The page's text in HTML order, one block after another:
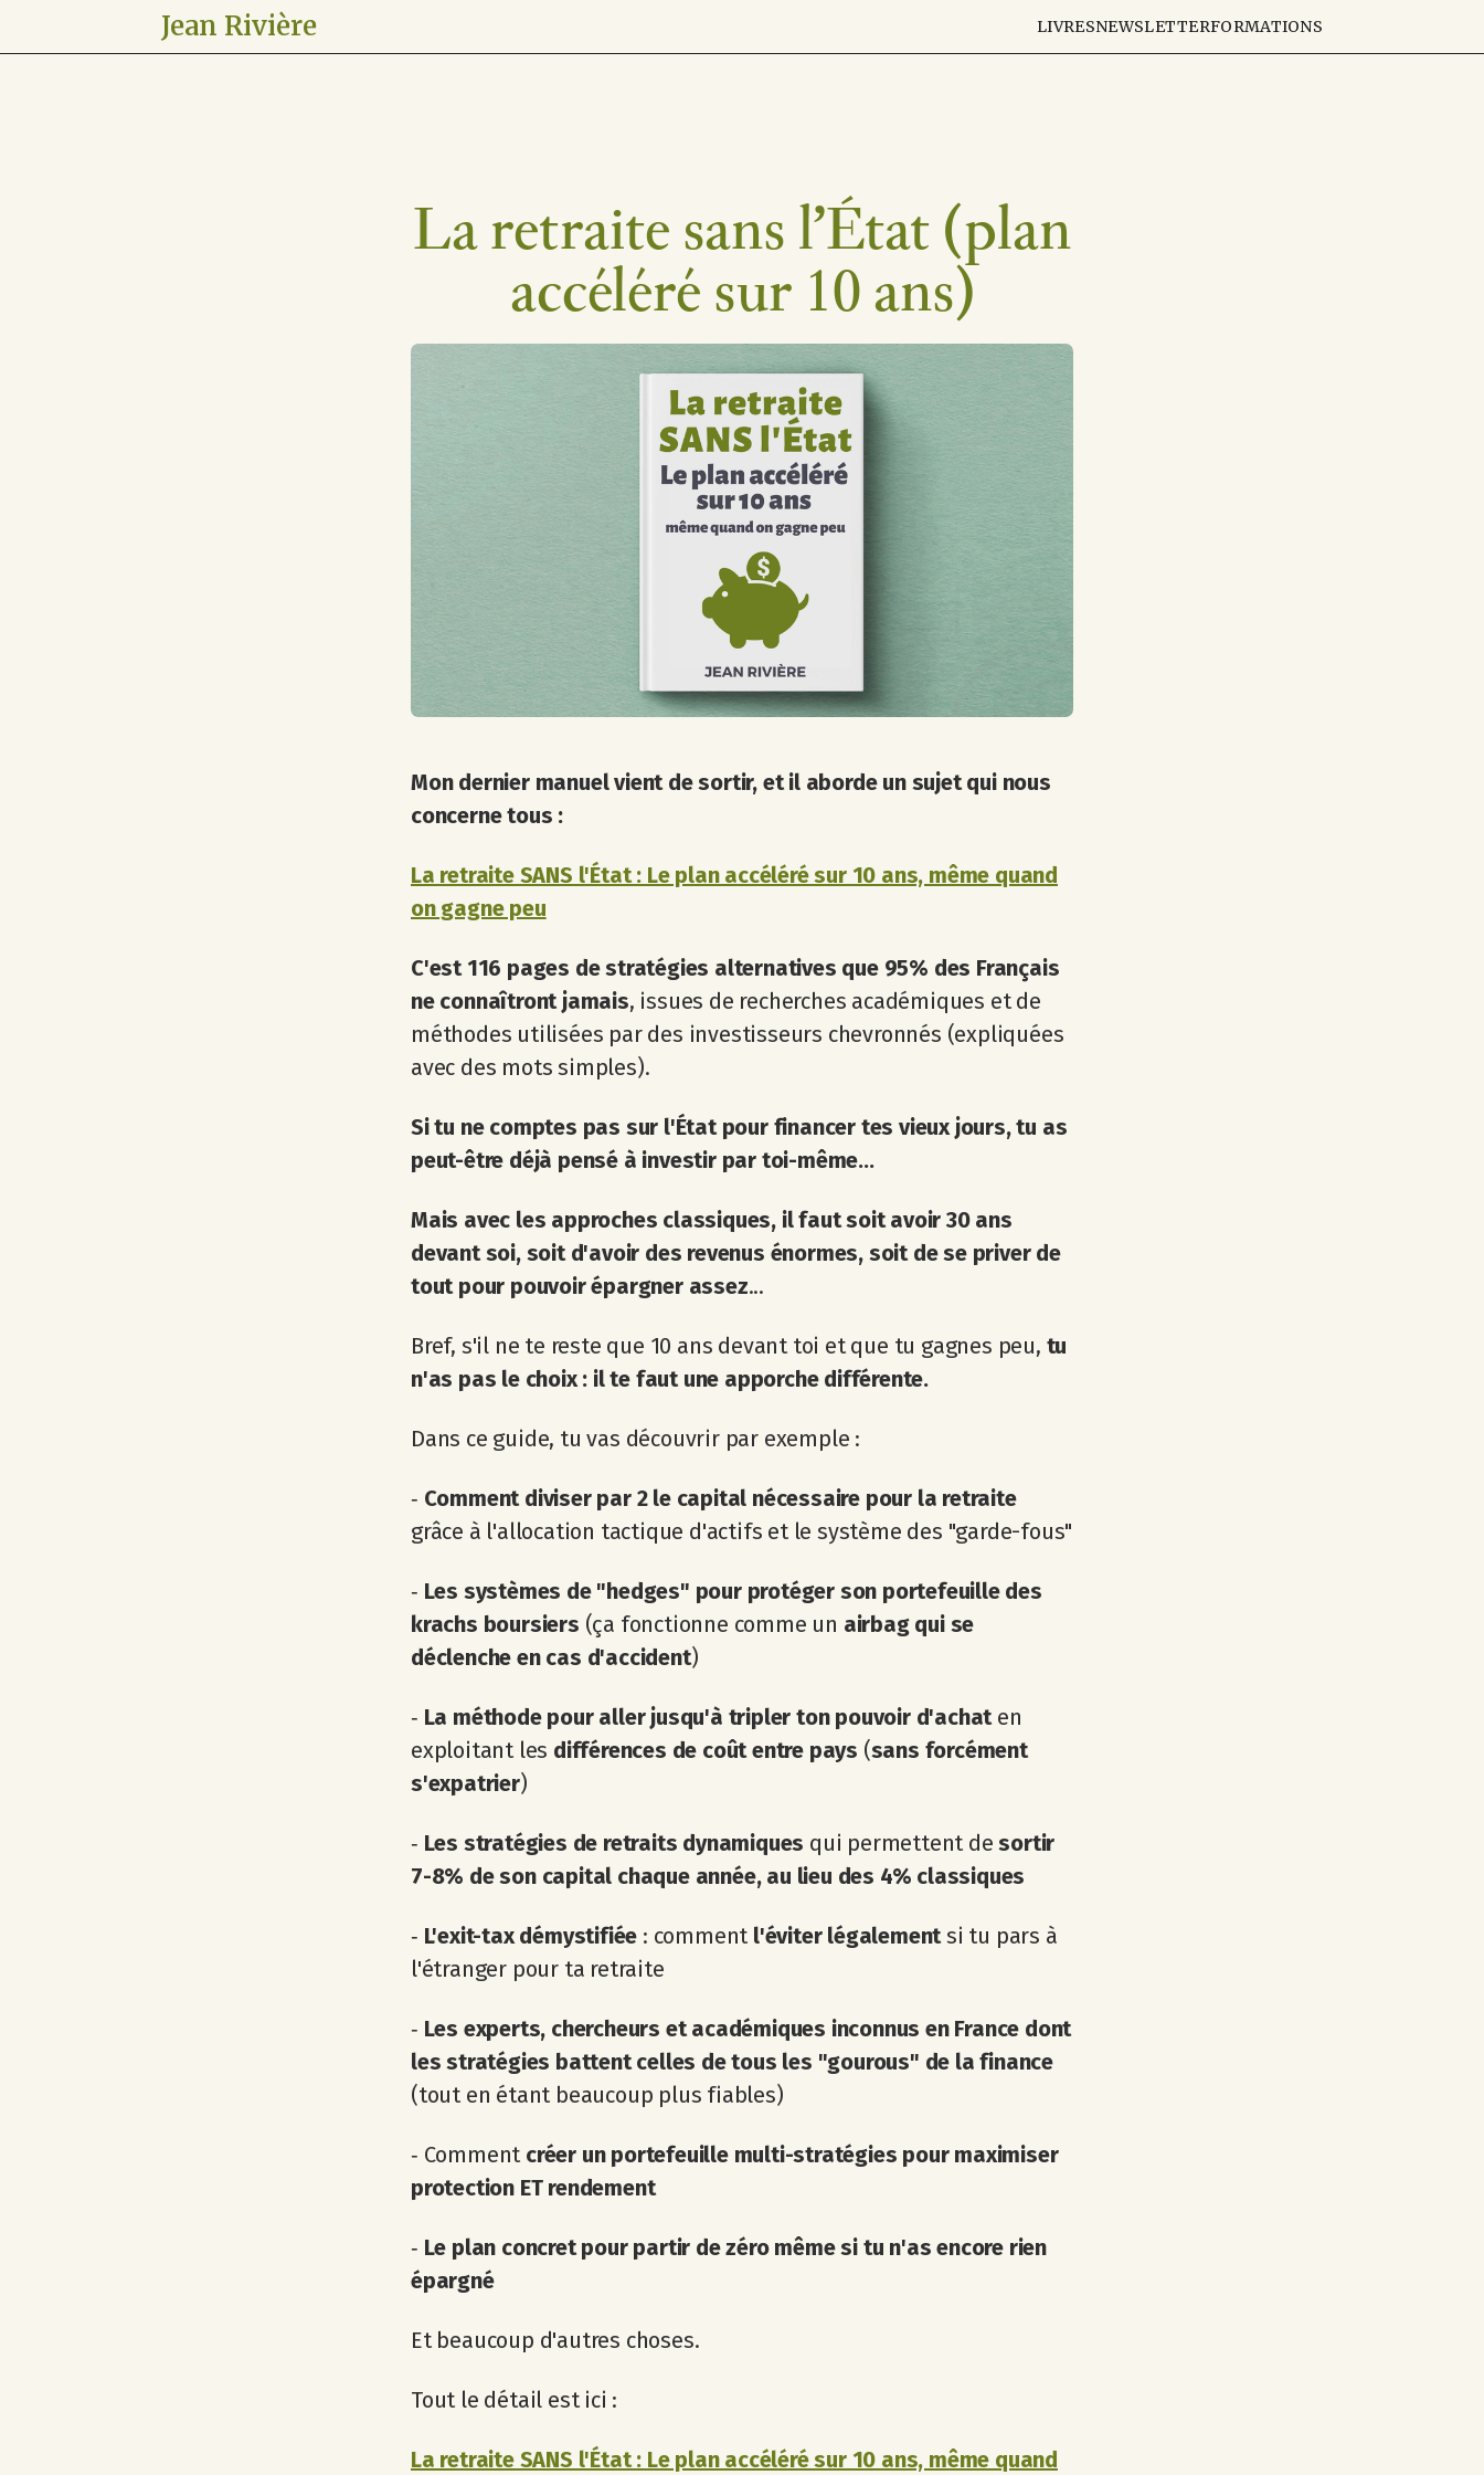
Jean Rivière LIVRESNEWSLETTERFORMATIONS
La retraite sans l’État (plan
accéléré sur 10 ans)
Mon dernier manuel vient de sortir, et il aborde un sujet qui nous
concerne tous :
La retraite SANS l'État : Le plan accéléré sur 10 ans, même quand
on gagne peu
C'est 116 pages de stratégies alternatives que 95% des Français
ne connaîtront jamais, issues de recherches académiques et de
méthodes utilisées par des investisseurs chevronnés (expliquées
avec des mots simples).
Si tu ne comptes pas sur l'État pour financer tes vieux jours, tu as
peut-être déjà pensé à investir par toi-même...
Mais avec les approches classiques, il faut soit avoir 30 ans
devant soi, soit d'avoir des revenus énormes, soit de se priver de
tout pour pouvoir épargner assez...
Bref, s'il ne te reste que 10 ans devant toi et que tu gagnes peu, tu
n'as pas le choix : il te faut une apporche différente.
Dans ce guide, tu vas découvrir par exemple :
‐ Comment diviser par 2 le capital nécessaire pour la retraite
grâce à l'allocation tactique d'actifs et le système des "garde-fous"
‐ Les systèmes de "hedges" pour protéger son portefeuille des
krachs boursiers (ça fonctionne comme un airbag qui se
déclenche en cas d'accident)
‐ La méthode pour aller jusqu'à tripler ton pouvoir d'achaten
exploitant les différences de coût entre pays ​(sans forcément
s'expatrier)
‐ Les stratégies de retraits dynamiques qui permettent desortir
7-8% de son capital chaque année, au lieu des 4% classiques
‐ L'exit-tax démystifiée : comment l'éviter légalementsi tu pars à
l'étranger pour ta retraite
‐ Les experts, chercheurs et académiques inconnus en France dont
les stratégies battent celles de tous les "gourous" de la finance
(tout en étant beaucoup plus fiables)
‐ Comment créer un portefeuille multi-stratégies pour maximiser
protection ET rendement
‐ Le plan concret pour partir de zéro même si tu n'as encore rien
épargné
Et beaucoup d'autres choses.
Tout le détail est ici :
La retraite SANS l'État : Le plan accéléré sur 10 ans, même quand